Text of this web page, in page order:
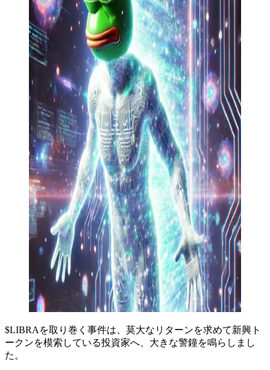
$LIBRAを取り巻く事件は、莫大なリターンを求めて新興ト
ークンを模索している投資家へ、大きな警鐘を鳴らしまし
た。